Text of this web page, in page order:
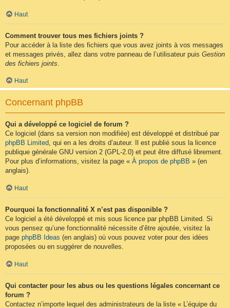
Haut
Comment trouver tous mes fichiers joints ?
Pour accéder à la liste des fichiers que vous avez joints à vos messages
et messages privés, allez dans votre panneau de l’utilisateur puis Gestion
des fichiers joints
Haut
Concernant phpBB
Qui a développé ce logiciel de forum ?
Ce logiciel (dans sa version non modifiée) est développé et distribué par
phpBB Limited, qui en a les droits d’auteur. Il est publié sous la licence
publique générale GNU version 2 (GPL-2.0) et peut être diffusé librement.
Pour plus d’informations, visitez la page « À propos de phpBB » (en
anglais).
Haut
Pourquoi la fonctionnalité X n’est pas disponible ?
Ce logiciel a été développé et mis sous licence par phpBB Limited. Si
vous pensez qu’une fonctionnalité nécessite d’être ajoutée, visitez la
page phpBB Ideas (en anglais) où vous pouvez voter pour des idées
proposées ou en suggérer de nouvelles.
Haut
Qui contacter pour les abus ou les questions légales concernant ce
forum ?
Contactez n’importe lequel des administrateurs de la liste « L’équipe du